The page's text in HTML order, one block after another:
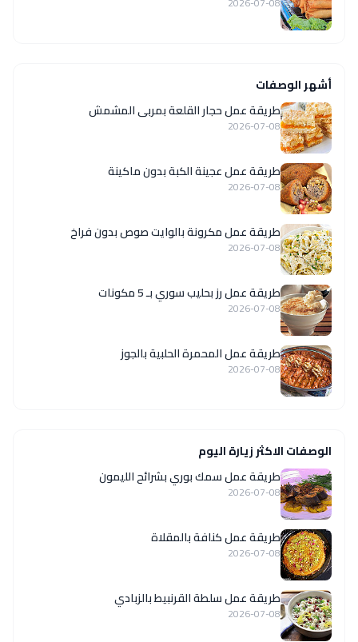
أشهر الوصفات
طريقة عمل حجار القلعة بمربى المشمش
2026-07-08
طريقة عمل عجينة الكبة بدون ماكينة
2026-07-08
طريقة عمل مكرونة بالوايت صوص بدون فراخ
2026-07-08
طريقة عمل رز بحليب سوري بـ 5 مكونات
2026-07-08
طريقة عمل المحمرة الحلبية بالجوز
2026-07-08
الوصفات الاكثر زيارة اليوم
طريقة عمل سمك بوري بشرائح الليمون
2026-07-08
طريقة عمل كنافة بالمقلاة
2026-07-08
طريقة عمل سلطة القرنبيط بالزبادي
2026-07-08